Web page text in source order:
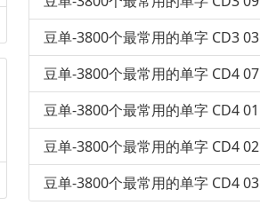
豆单-3800个最常用的单字 CD3 03
豆单-3800个最常用的单字 CD4 07
豆单-3800个最常用的单字 CD4 01
豆单-3800个最常用的单字 CD4 02
豆单-3800个最常用的单字 CD4 03